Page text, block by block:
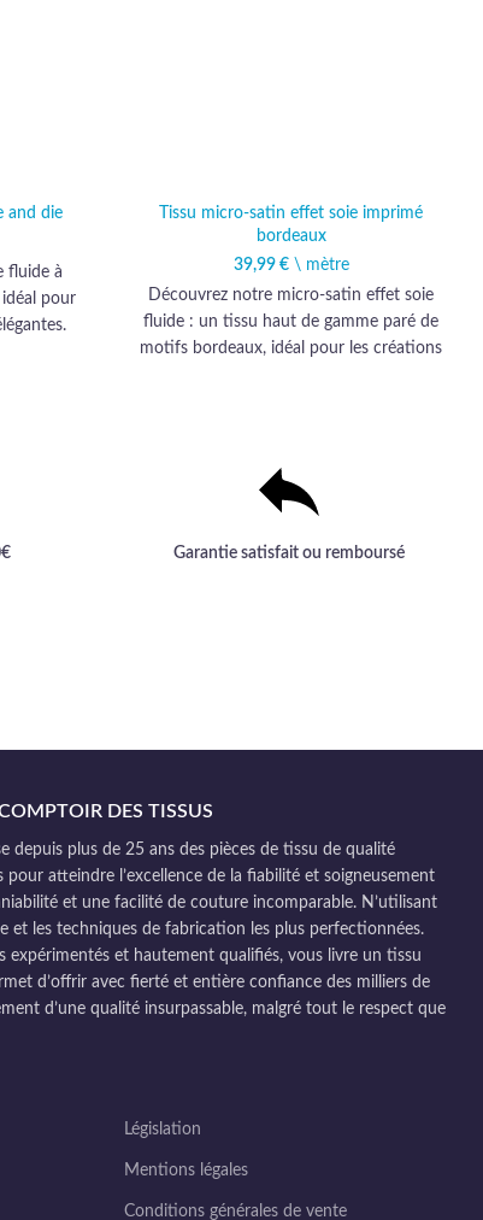
and die
fluide à
pour
Tissu micro-satin effet soie imprimé
bordeaux
39,99 €\ mètre
Découvrez notre micro-satin effet soie
fluide : un tissu haut de gamme paré de
motifs bordeaux, idéal pour les créations
Garantie satisfait ou remboursé
DES TISSUS
depuis plus de 25 ans des pièces de tissu de qualité
atteindre l’excellence de la fiabilité et soigneusement
et une facilité de couture incomparable. N’utilisant
et les techniques de fabrication les plus perfectionnées.
expérimentés et hautement qualifiés, vous livre un tissu
d’offrir avec fierté et entière confiance des milliers de
d’une qualité insurpassable, malgré tout le respect que
Législation
Mentions légales
Conditions générales de vente